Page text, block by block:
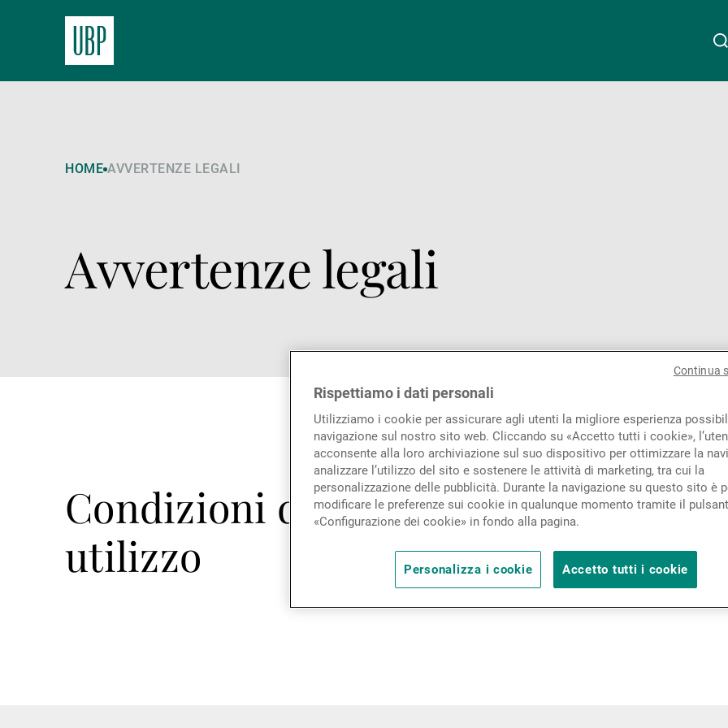
Contatto
HOME AVVERTENZE LEGALI
Avvertenze legali
Condizioni di
utilizzo
Condizioni di
Terms of Use
Rispettiamo i dati personali
Utilizziamo i cookie per assicurare agli utenti la migliore esperienza
navigazione sul nostro sito web. Cliccando su «Accetto tutti i cookie»,
acconsente alla loro archiviazione sul suo dispositivo per ottimizzare la
analizzare l’utilizzo del sito e sostenere le attività di marketing, tra cui la
personalizzazione delle pubblicità. Durante la navigazione su questo sito è
modificare le preferenze sui cookie in qualunque momento tramite il
«Configurazione dei cookie» in fondo alla pagina.
Personalizza i cookie Accetto tutti i cookie
Continua